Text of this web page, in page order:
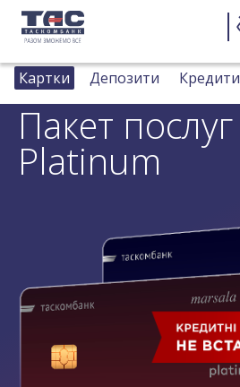
Картки Депозити Кредити
Пакет послуг
Platinum